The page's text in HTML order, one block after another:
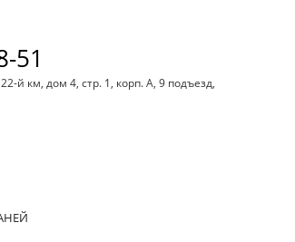
51
й км, дом 4, стр. 1, корп. А, 9 подъезд,